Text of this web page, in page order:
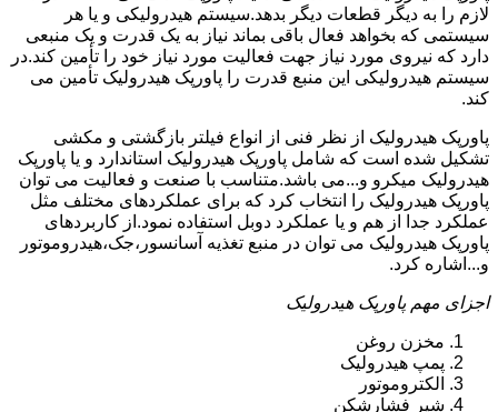
لازم را به دیگر قطعات دیگر بدهد.سیستم هیدرولیکی و یا هر
سیستمی که بخواهد فعال باقی بماند نیاز به یک قدرت و یک منبعی
دارد که نیروی مورد نیاز جهت فعالیت مورد نیاز خود را تأمین کند.در
سیستم هیدرولیکی این منبع قدرت را پاورپک هیدرولیک تأمین می
کند.
پاورپک هیدرولیک از نظر فنی از انواع فیلتر بازگشتی و مکشی
تشکیل شده است که شامل پاورپک هیدرولیک استاندارد و یا پاورپک
هیدرولیک میکرو و...می باشد.متناسب با صنعت و فعالیت می توان
پاورپک هیدرولیک را انتخاب کرد که برای عملکردهای مختلف مثل
عملکرد جدا از هم و یا عملکرد دوبل استفاده نمود.از کاربردهای
پاورپک هیدرولیک می توان در منبع تغذیه آسانسور،جک،هیدروموتور
و...اشاره کرد.
اجزای مهم پاورپک هیدرولیک
مخزن روغن
پمپ هیدرولیک
الکتروموتور
شیر فشارشکن